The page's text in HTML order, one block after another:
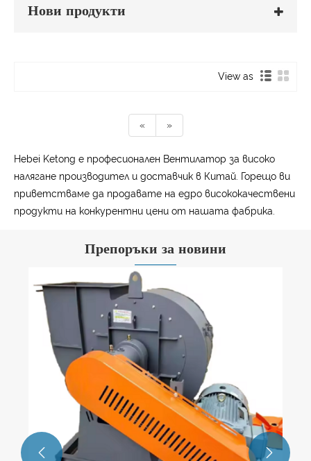
Нови продукти
View as
« »
Hebei Ketong е професионален Вентилатор за високо
налягане производител и доставчик в Китай. Горещо ви
приветстваме да продавате на едро висококачествени
продукти на конкурентни цени от нашата фабрика.
Препоръки за новини
 